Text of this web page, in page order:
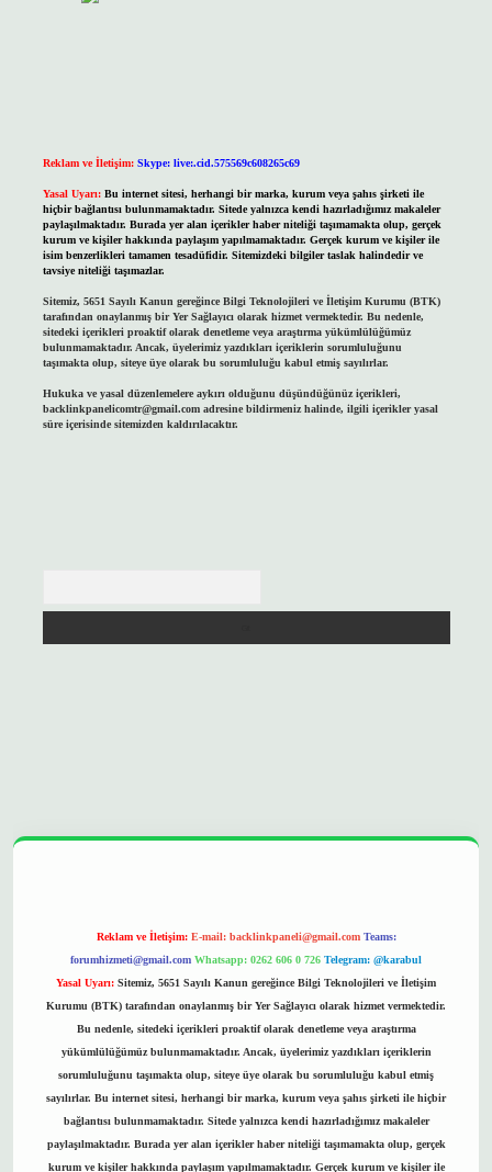
Reklam ve İletişim: Skype: live:.cid.575569c608265c69
Yasal Uyarı: Bu internet sitesi, herhangi bir marka, kurum veya şahıs şirketi ile
hiçbir bağlantısı bulunmamaktadır. Sitede yalnızca kendi hazırladığımız makaleler
paylaşılmaktadır. Burada yer alan içerikler haber niteliği taşımamakta olup, gerçek
kurum ve kişiler hakkında paylaşım yapılmamaktadır. Gerçek kurum ve kişiler ile
isim benzerlikleri tamamen tesadüfidir. Sitemizdeki bilgiler taslak halindedir ve
tavsiye niteliği taşımazlar.
Sitemiz, 5651 Sayılı Kanun gereğince Bilgi Teknolojileri ve İletişim Kurumu (BTK)
tarafından onaylanmış bir Yer Sağlayıcı olarak hizmet vermektedir. Bu nedenle,
sitedeki içerikleri proaktif olarak denetleme veya araştırma yükümlülüğümüz
bulunmamaktadır. Ancak, üyelerimiz yazdıkları içeriklerin sorumluluğunu
taşımakta olup, siteye üye olarak bu sorumluluğu kabul etmiş sayılırlar.
Hukuka ve yasal düzenlemelere aykırı olduğunu düşündüğünüz içerikleri,
backlinkpanelicomtr@gmail.comadresine bildirmeniz halinde, ilgili içerikler yasal
süre içerisinde sitemizden kaldırılacaktır.
Reklam ve İletişim: E-mail: backlinkpaneli@gmail.com Teams:
forumhizmeti@gmail.com Whatsapp: 0262 606 0 726 Telegram: @karabul
Yasal Uyarı: Sitemiz, 5651 Sayılı Kanun gereğince Bilgi Teknolojileri ve İletişim
Kurumu (BTK) tarafından onaylanmış bir Yer Sağlayıcı olarak hizmet vermektedir.
Bu nedenle, sitedeki içerikleri proaktif olarak denetleme veya araştırma
yükümlülüğümüz bulunmamaktadır. Ancak, üyelerimiz yazdıkları içeriklerin
sorumluluğunu taşımakta olup, siteye üye olarak bu sorumluluğu kabul etmiş
sayılırlar. Bu internet sitesi, herhangi bir marka, kurum veya şahıs şirketi ile hiçbir
bağlantısı bulunmamaktadır. Sitede yalnızca kendi hazırladığımız makaleler
paylaşılmaktadır. Burada yer alan içerikler haber niteliği taşımamakta olup, gerçek
kurum ve kişiler hakkında paylaşım yapılmamaktadır. Gerçek kurum ve kişiler ile